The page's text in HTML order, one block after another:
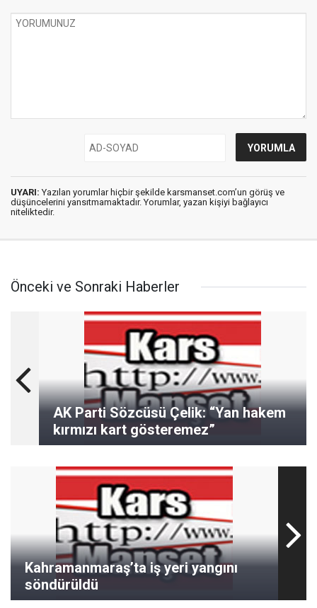
UYARI: Yazılan yorumlar hiçbir şekilde karsmanset.com’un görüş ve
düşüncelerini yansıtmamaktadır. Yorumlar, yazan kişiyi bağlayıcı
niteliktedir.
Önceki ve Sonraki Haberler
AK Parti Sözcüsü Çelik: “Yan hakem
kırmızı kart gösteremez”
Kahramanmaraş’ta iş yeri yangını
söndürüldü